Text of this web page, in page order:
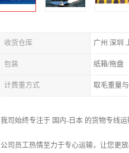
收货仓库 广州 深圳
包装 纸箱/拖盘
计费重方式 取毛重量
我司始终专注于 国内-日本 的货物专线运
公司员工热情至力于专心运输，让您更